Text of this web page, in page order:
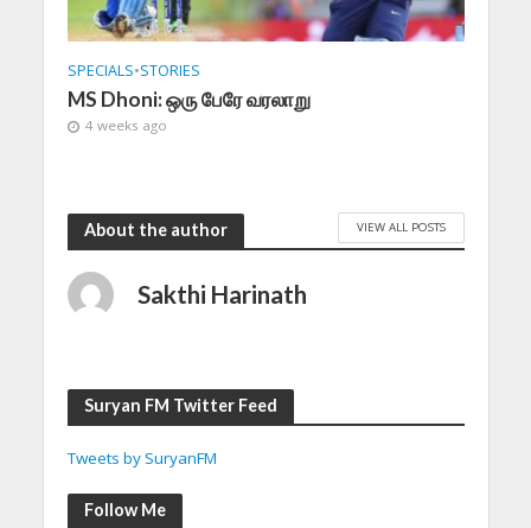
SPECIALS•STORIES
MS Dhoni: ஒரு பேரே வரலாறு
4 weeks ago
About the author VIEW ALL POSTS
Sakthi Harinath
Suryan FM Twitter Feed
Tweets by SuryanFM
Follow Me